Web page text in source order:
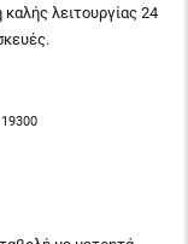
λειτουργίας 24